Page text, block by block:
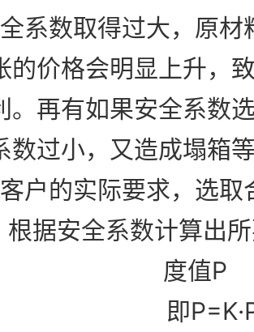
系数取得过大，原
的价格会明显上升，
。再有如果安全系数
数过小，又造成塌箱
户的实际要求，选取
安全系数计算出所
度值P
即